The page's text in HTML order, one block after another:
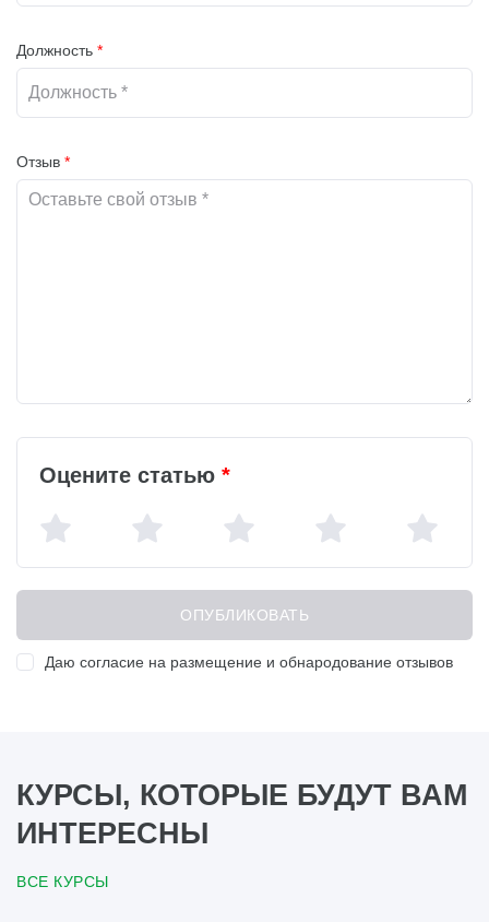
Должность *
Отзыв *
Оцените статью *
Даю согласие на размещение и обнародование отзывов
КУРСЫ, КОТОРЫЕ БУДУТ ВАМ
ИНТЕРЕСНЫ
ВСЕ КУРСЫ